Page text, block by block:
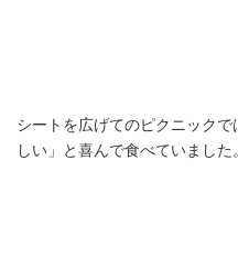
シートを広げてのピクニック
しい」と喜んで食べていました。